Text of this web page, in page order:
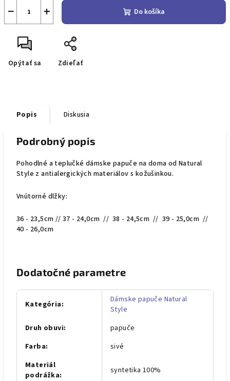
+
− Do košíka
Opýtať sa Zdieľať
Popis Diskusia
Podrobný popis
Pohodlné a teplučké dámske papuče na doma od Natural
Style z antialergických materiálov s kožušinkou.
Vnútorné dlžky:
36 - 23,5cm // 37 - 24,0cm // 38 - 24,5cm // 39 - 25,0cm //
40 - 26,0cm
Dodatočné parametre
Kategória:
Dámske papuče Natural
Style
Druh obuvi:
papuče
Farba:
sivé
Materiál
podrážka: syntetika 100%